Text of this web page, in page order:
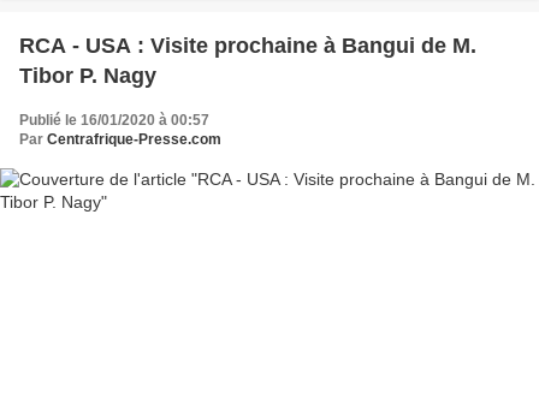
RCA - USA : Visite prochaine à Bangui de M.
Tibor P. Nagy
Publié le 16/01/2020 à 00:57
Par Centrafrique-Presse.com